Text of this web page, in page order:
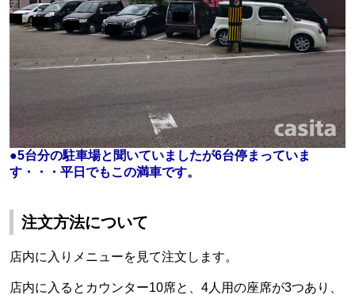
●5台分の駐車場と聞いていましたが6台停まっていま
す・・・平日でもこの満車です。
注文方法について
店内に入りメニューを見て注文します。
店内に入るとカウンター10席と、4人用の座席が3つあり、